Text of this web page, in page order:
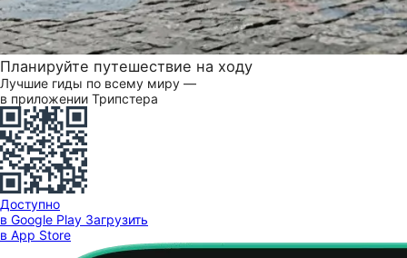
Планируйте путешествие на ходу
Лучшие гиды по всему миру —
в приложении Трипстера
Доступно
в Google Play Загрузить
в App Store